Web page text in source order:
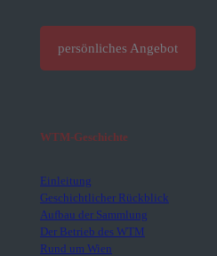
persönliches Angebot
WTM-Geschichte
Einleitung
Geschichtlicher Rückblick
Aufbau der Sammlung
Der Betrieb des WTM
Rund um Wien